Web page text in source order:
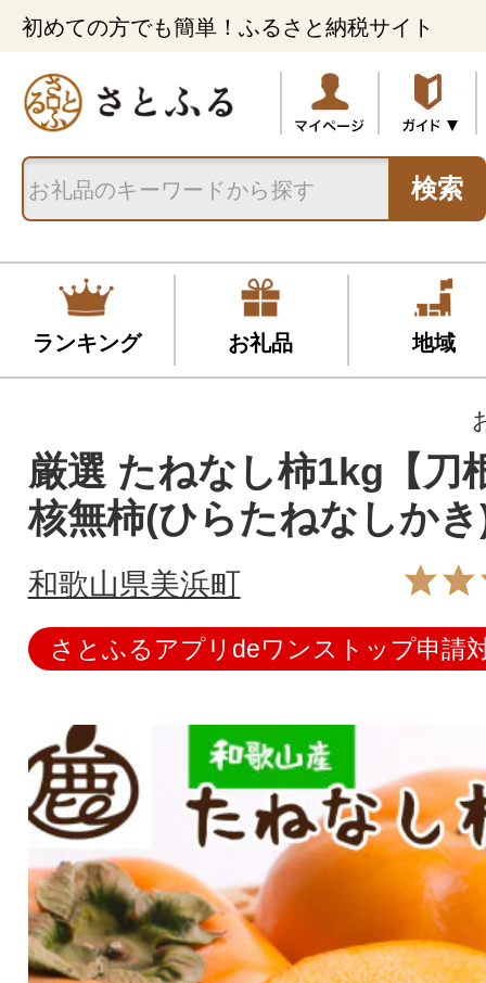
初めての方でも簡単！ふるさと納税サイト
検索
ランキング お礼品 地域
厳選 たねなし柿1kg【刀
核無柿(ひらたねなしか
和歌山県美浜町
さとふるアプリdeワンストップ申請